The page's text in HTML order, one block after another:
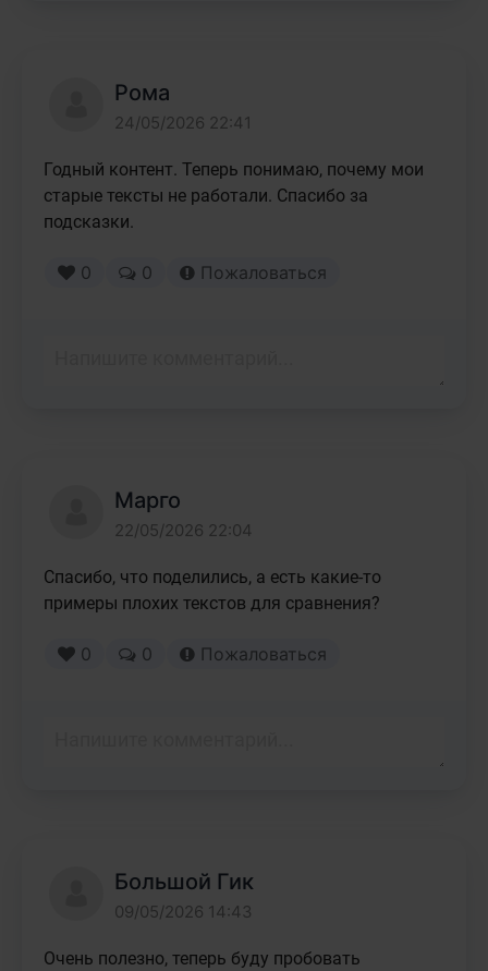
Рома
24/05/2026 22:41
Годный контент. Теперь понимаю, почему мои
старые тексты не работали. Спасибо за
подсказки.
0 0 Пожаловаться
Марго
22/05/2026 22:04
Спасибо, что поделились, а есть какие-то
примеры плохих текстов для сравнения?
0 0 Пожаловаться
Большой Гик
09/05/2026 14:43
Очень полезно, теперь буду пробовать